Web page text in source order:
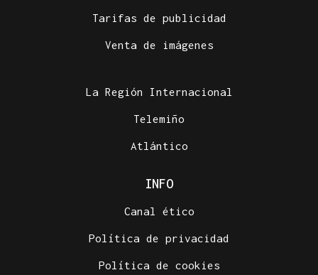
Tarifas de publicidad
Venta de imágenes
La Región Internacional
Telemiño
Atlántico
INFO
Canal ético
Política de privacidad
Política de cookies